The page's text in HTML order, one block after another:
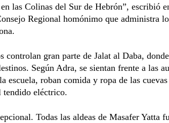
las Colinas del Sur de Hebrón”, escribió
Regional homónimo que administra
controlan gran parte de Jalat al Daba,
Según Adra, se sientan frente a las
escuela, roban comida y ropa de las
tendido eléctrico.
Todas las aldeas de Masafer Yatta